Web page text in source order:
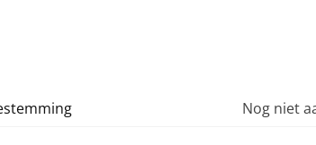
Nog niet